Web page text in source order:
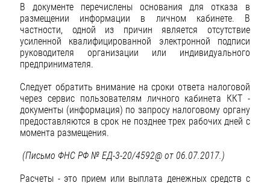
В документе перечислены основания для отказа в
размещении информации в личном кабинете. В
частности, одной из причин является отсутствие
усиленной квалифицированной электронной подписи
руководителя организации или индивидуального
предпринимателя.
Следует обратить внимание на сроки ответа налоговой
через сервис пользователям личного кабинета ККТ -
документы (информация) по запросу налоговому органу
предоставляются в срок не позднее трех рабочих дней с
момента размещения.
(Письмо ФНС РФ № ЕД-3-20/4592@ от 06.07.2017.)
Расчеты - это прием или выплата денежных средств с